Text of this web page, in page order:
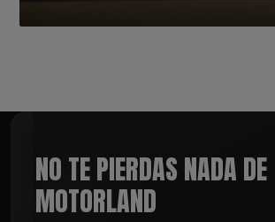
NO TE PIERDAS NADA DE
MOTORLAND